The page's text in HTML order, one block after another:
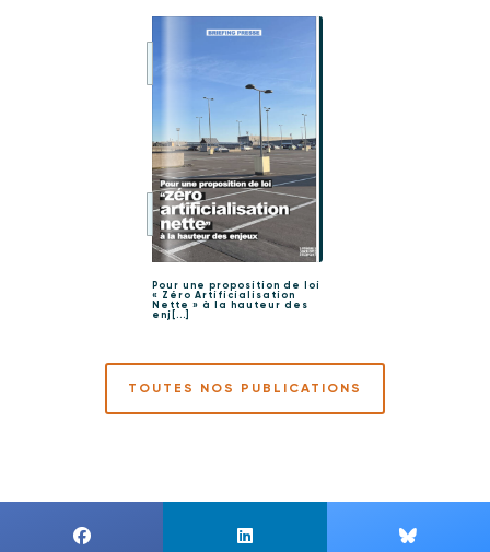
Pour une proposition de loi
« Zéro Artificialisation
Nette » à la hauteur des
enj[...]
TOUTES NOS PUBLICATIONS